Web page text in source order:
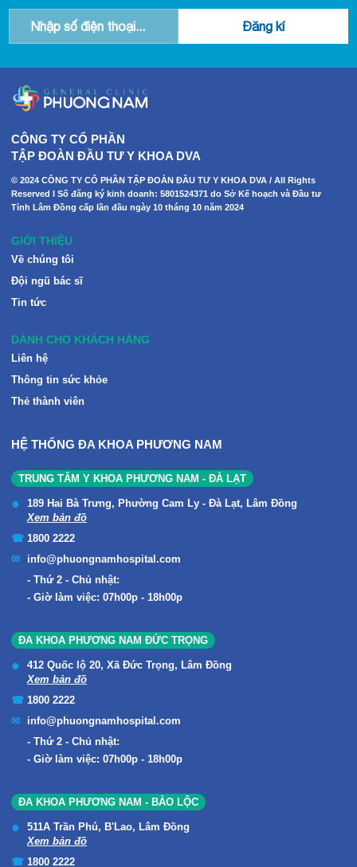
CÔNG TY CỔ PHẦN
TẬP ĐOÀN ĐẦU TƯ Y KHOA DVA
© 2024 CÔNG TY CỔ PHẦN TẬP ĐOÀN ĐẦU TƯ Y KHOA DVA / All Rights
Reserved I Số đăng ký kinh doanh: 5801524371 do Sở Kế hoạch và Đầu tư
Tỉnh Lâm Đồng cấp lần đầu ngày 10 tháng 10 năm 2024
GIỚI THIỆU
Về chúng tôi
Đội ngũ bác sĩ
Tin tức
DÀNH CHO KHÁCH HÀNG
Liên hệ
Thông tin sức khỏe
Thẻ thành viên
HỆ THỐNG ĐA KHOA PHƯƠNG NAM
TRUNG TÂM Y KHOA PHƯƠNG NAM - ĐÀ LẠT
189 Hai Bà Trưng, Phường Cam Ly - Đà Lạt, Lâm Đồng
Xem bản đồ
1800 2222
info@phuongnamhospital.com
Thứ 2 - Chủ nhật:
Giờ làm việc: 07h00p - 18h00p
ĐA KHOA PHƯƠNG NAM ĐỨC TRỌNG
412 Quốc lộ 20, Xã Đức Trọng, Lâm Đồng
Xem bản đồ
1800 2222
info@phuongnamhospital.com
Thứ 2 - Chủ nhật:
Giờ làm việc: 07h00p - 18h00p
ĐA KHOA PHƯƠNG NAM - BẢO LỘC
511A Trần Phú, B'Lao, Lâm Đồng
Xem bản đồ
1800 2222